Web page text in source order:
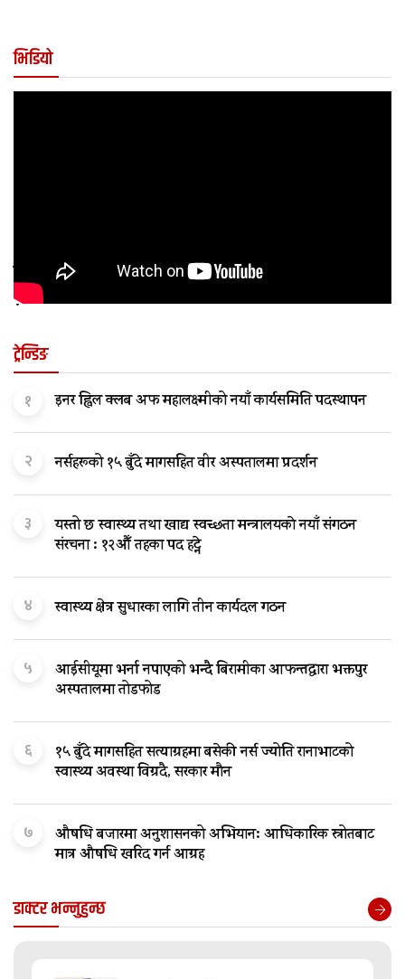
भिडियो
कुन अवस्थामा बच्चालाई शल्यक्रिया आवश्यक पर्छ
?
ट्रेन्डिङ
१ इनर ह्विल क्लब अफ महालक्ष्मीको नयाँ कार्यसमिति पदस्थापन
२ नर्सहरूको १५ बुँदे मागसहित वीर अस्पतालमा प्रदर्शन
३
यस्तो छ स्वास्थ्य तथा खाद्य स्वच्छता मन्त्रालयकाे नयाँ संगठन
संरचना : १२औँ तहका पद हट्ने
४ स्वास्थ्य क्षेत्र सुधारका लागि तीन कार्यदल गठन
५
आईसीयूमा भर्ना नपाएको भन्दै बिरामीका आफन्तद्वारा भक्तपुर
अस्पतालमा तोडफोड
६
१५ बुँदे मागसहित सत्याग्रहमा बसेकी नर्स ज्योति रानाभाटको
स्वास्थ्य अवस्था विग्रदै, सरकार मौन
७
औषधि बजारमा अनुशासनको अभियान: आधिकारिक स्रोतबाट
मात्र औषधि खरिद गर्न आग्रह
डाक्टर भन्नुहुन्छ